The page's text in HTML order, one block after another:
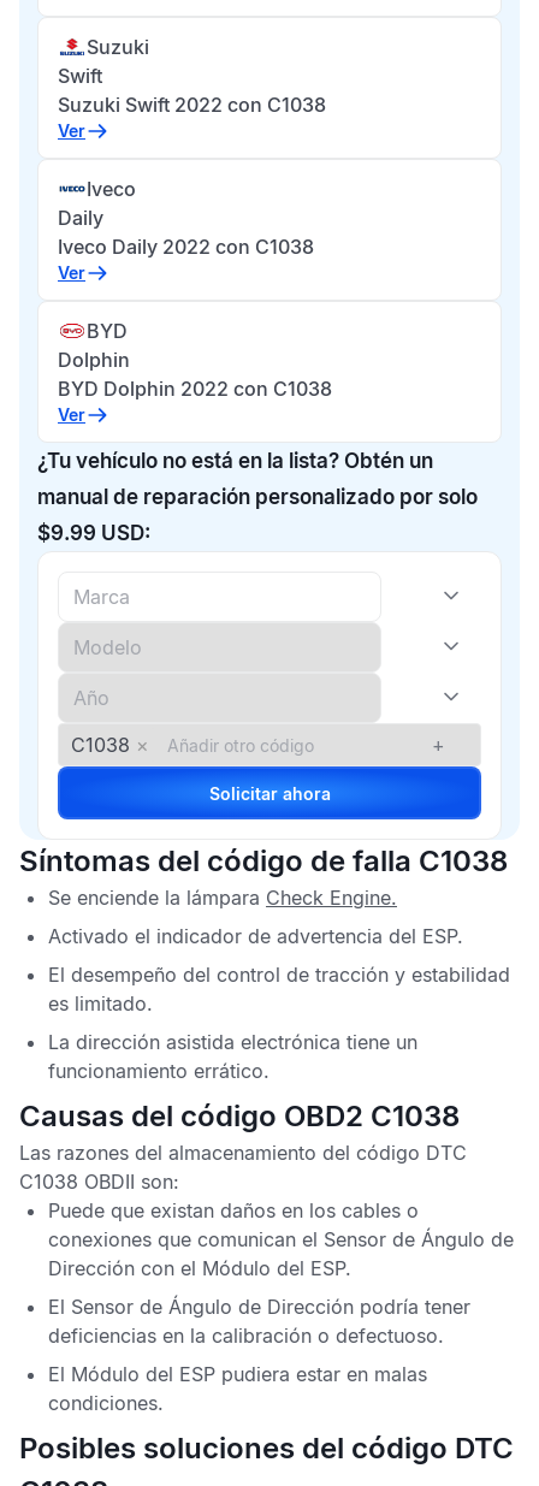
Suzuki
Swift
Suzuki Swift 2022 con C1038
Ver
Iveco
Daily
Iveco Daily 2022 con C1038
Ver
BYD
Dolphin
BYD Dolphin 2022 con C1038
Ver
¿Tu vehículo no está en la lista? Obtén un
manual de reparación personalizado por solo
$9.99 USD:
C1038 × +
Solicitar ahora
Síntomas del código de falla C1038
Se enciende la lámpara Check Engine.
Activado el indicador de advertencia del ESP.
El desempeño del control de tracción y estabilidad
es limitado.
La dirección asistida electrónica tiene un
funcionamiento errático.
Causas del código OBD2 C1038
Las razones del almacenamiento del código DTC
C1038 OBDII son:
Puede que existan daños en los cables o
conexiones que comunican el Sensor de Ángulo de
Dirección con el Módulo del ESP.
El Sensor de Ángulo de Dirección podría tener
deficiencias en la calibración o defectuoso.
El Módulo del ESP pudiera estar en malas
condiciones.
Posibles soluciones del código DTC